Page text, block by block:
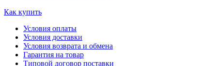
Как купить
Условия оплаты
Условия доставки
Условия возврата и обмена
Гарантия на товар
Типовой договор поставки